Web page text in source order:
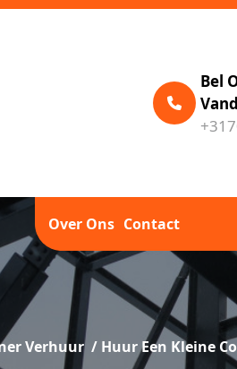
Bel
Over Ons Contact
Verhuur/ Huur Een Kleine